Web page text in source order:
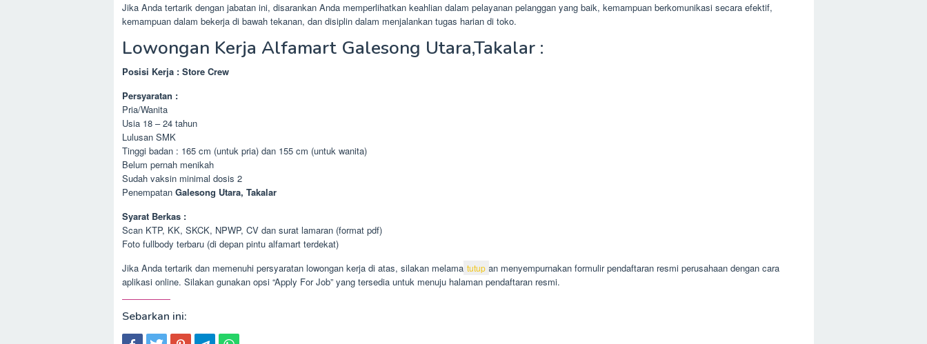
Jika Anda tertarik dengan jabatan ini, disarankan Anda memperlihatkan keahlian dalam pelayanan pelanggan yang baik, kemampuan berkomunikasi secara efektif,
kemampuan dalam bekerja di bawah tekanan, dan disiplin dalam menjalankan tugas harian di toko.
Lowongan Kerja Alfamart Galesong Utara,Takalar :
Posisi Kerja : Store Crew
Persyaratan :
Pria/Wanita
Usia 18 – 24 tahun
Lulusan SMK
Tinggi badan : 165 cm (untuk pria) dan 155 cm (untuk wanita)
Belum pernah menikah
Sudah vaksin minimal dosis 2
Penempatan Galesong Utara, Takalar
Syarat Berkas :
Scan KTP, KK, SKCK, NPWP, CV dan surat lamaran (format pdf)
Foto fullbody terbaru (di depan pintu alfamart terdekat)
Jika Anda tertarik dan memenuhi persyaratan lowongan kerja di atas, silakan melamar dengan menyempurnakan formulir pendaftaran resmi perusahaan dengan cara
aplikasi online. Silakan gunakan opsi “Apply For Job” yang tersedia untuk menuju halaman pendaftaran resmi.
Sebarkan ini:
tutup